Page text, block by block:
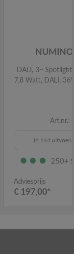
DALI, 3~
7,8 Watt, DALI,
Art.nr.:
In 144
250+
Adviesprijs
€ 197,00*